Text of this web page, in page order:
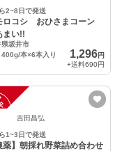
2~8日で発送
ロコシ おひさまコーン
まい!!
県坂井市
本×6本入り
1,296円
+送料690円
吉田昌弘
1~3日で発送
薬】朝採れ野菜詰め合わせ